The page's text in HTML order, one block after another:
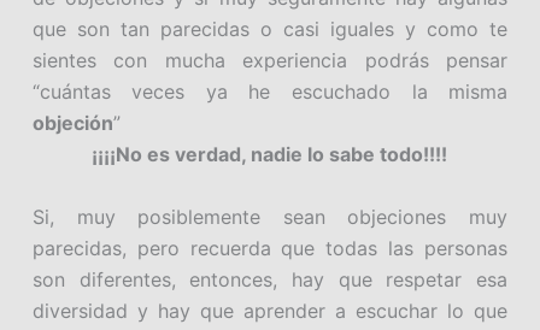
que son tan parecidas o casi iguales y como te
sientes con mucha experiencia podrás pensar
“cuántas veces ya he escuchado la misma
objeción”
¡¡¡¡No es verdad, nadie lo sabe todo!!!!
Si, muy posiblemente sean objeciones muy
parecidas, pero recuerda que todas las personas
son diferentes, entonces, hay que respetar esa
diversidad y hay que aprender a escuchar lo que